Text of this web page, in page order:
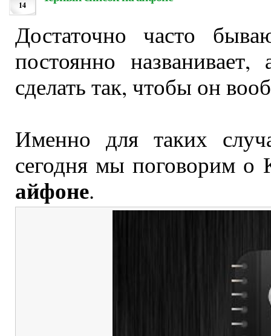
14
Достаточно часто
постоянно
сделать так, чтобы он
Именно для таких
сегодня мы поговорим о
айфоне.